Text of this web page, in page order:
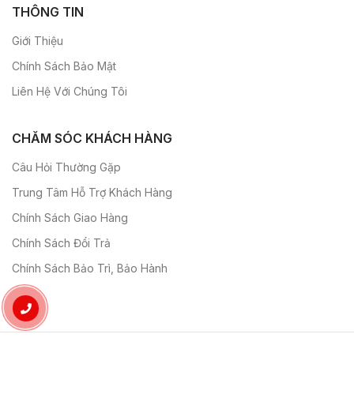
THÔNG TIN
Giới Thiệu
Chính Sách Bảo Mật
Liên Hệ Với Chúng Tôi
CHĂM SÓC KHÁCH HÀNG
Câu Hỏi Thường Gặp
Trung Tâm Hỗ Trợ Khách Hàng
Chính Sách Giao Hàng
Chính Sách Đổi Trả
Chính Sách Bảo Trì, Bảo Hành